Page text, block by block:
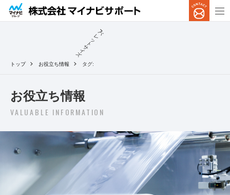
トップ お役立ち情報 タグ:
パ
レ
ッ
ト
サ
イ
ズ
お役立ち情報
VALUABLE INFORMATION